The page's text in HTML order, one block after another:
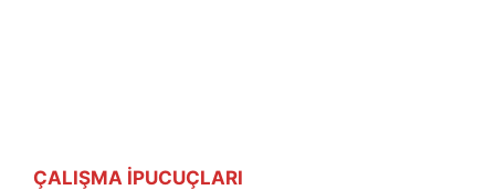
ÇALIŞMA İPUCUÇLARI